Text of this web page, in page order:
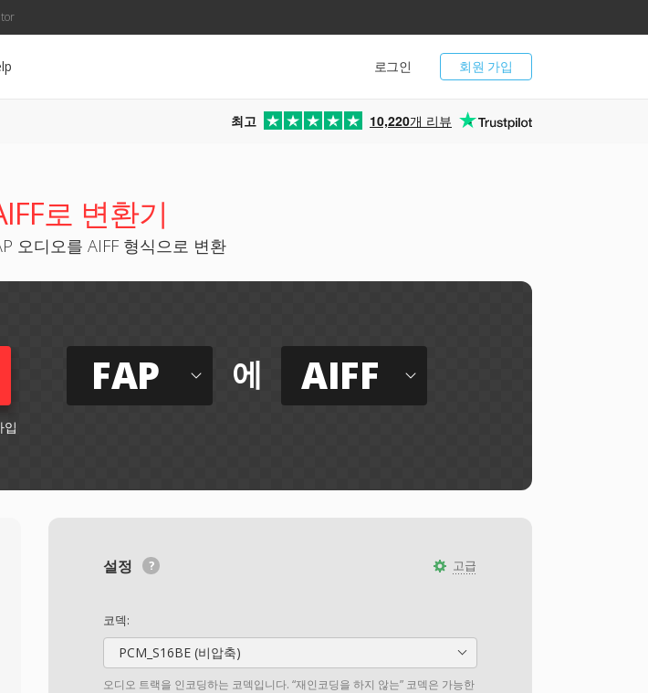
회원 가입
로그인
최고 10,220개 리뷰
로 변환기
오디오를 AIFF 형식으로 변환
입
FAP 에 AIFF
고급
설정
코덱:
PCM_S16BE (비압축)
오디오 트랙을 인코딩하는 코덱입니다. “재인코딩을 하지 않는” 코덱은 가능한